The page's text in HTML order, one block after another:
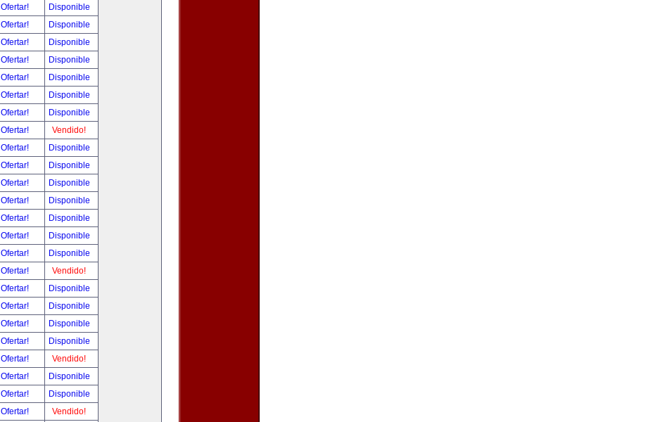
Ofertar!
Disponible
Ofertar!
Disponible
Ofertar!
Disponible
Ofertar!
Disponible
Ofertar!
Disponible
Ofertar!
Disponible
Ofertar!
Disponible
Ofertar!
Vendido!
Ofertar!
Disponible
Ofertar!
Disponible
Ofertar!
Disponible
Ofertar!
Disponible
Ofertar!
Disponible
Ofertar!
Disponible
Ofertar!
Disponible
Ofertar!
Vendido!
Ofertar!
Disponible
Ofertar!
Disponible
Ofertar!
Disponible
Ofertar!
Disponible
Ofertar!
Vendido!
Ofertar!
Disponible
Ofertar!
Disponible
Ofertar! Vendido!